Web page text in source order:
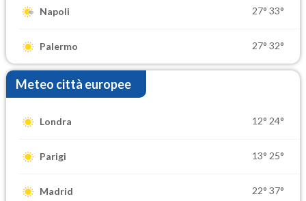
Napoli 27° 33°
Palermo 27° 32°
Meteo città europee
Londra 12° 24°
Parigi 13° 25°
Madrid 22° 37°